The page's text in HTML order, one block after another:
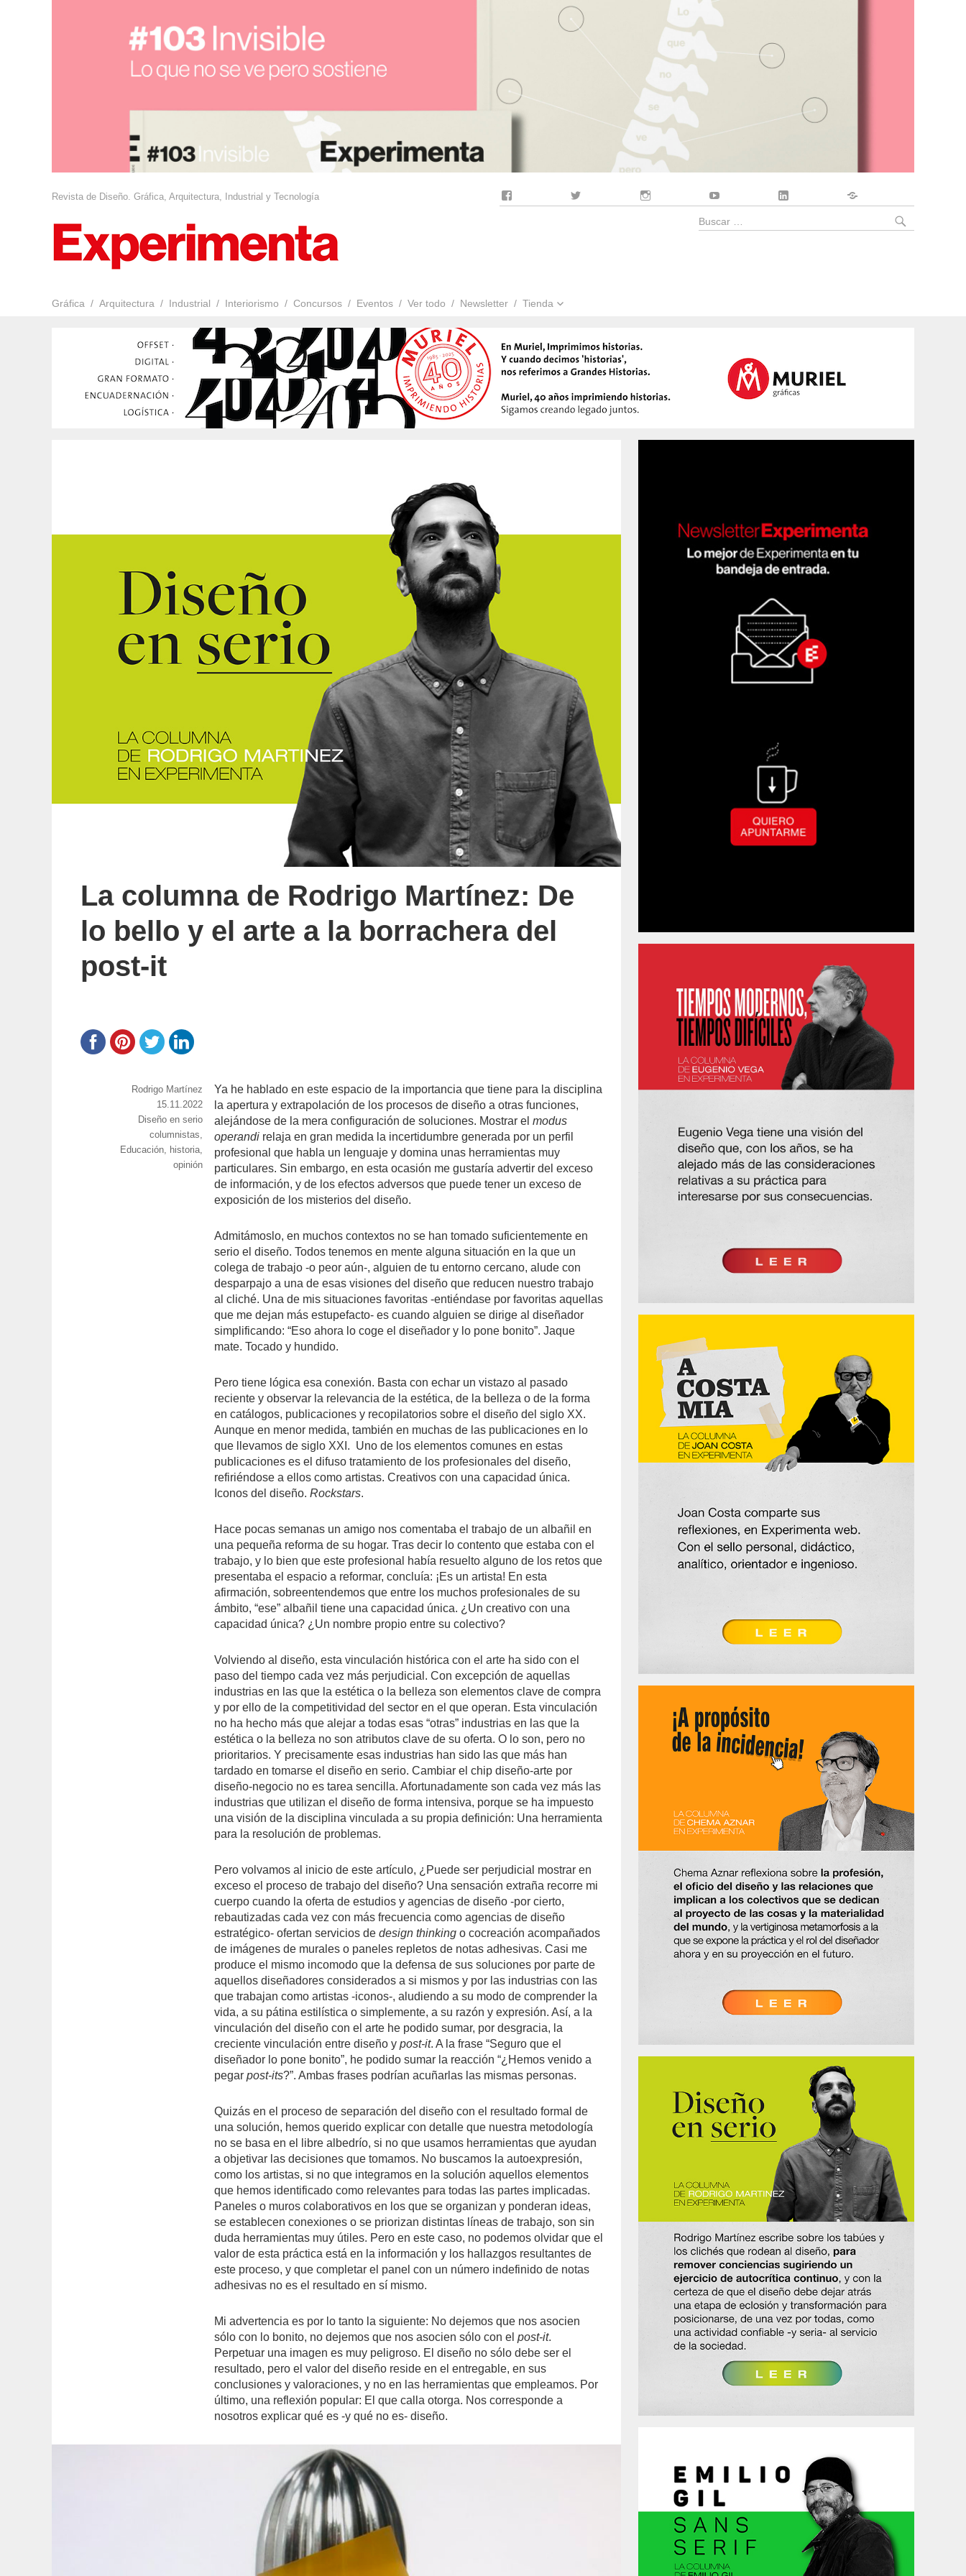
Revista de Diseño. Gráfica, Arquitectura, Industrial y Tecnología
Gráfica Arquitectura Industrial Interiorismo Concursos Eventos Ver todo Newsletter Tienda
Buscar
La columna de Rodrigo Martínez: De
lo bello y el arte a la borrachera del
post-it
Ya he hablado en este espacio de la importancia que tiene para la disciplina
la apertura y extrapolación de los procesos de diseño a otras funciones,
alejándose de la mera configuración de soluciones. Mostrar elmodus
operandi relaja en gran medida la incertidumbre generada por un perfil
profesional que habla un lenguaje y domina unas herramientas muy
particulares. Sin embargo, en esta ocasión me gustaría advertir del exceso
de información, y de los efectos adversos que puede tener un exceso de
exposición de los misterios del diseño.
Admitámoslo, en muchos contextos no se han tomado suficientemente en
serio el diseño. Todos tenemos en mente alguna situación en la que un
colega de trabajo -o peor aún-, alguien de tu entorno cercano, alude con
desparpajo a una de esas visiones del diseño que reducen nuestro trabajo
al cliché. Una de mis situaciones favoritas -entiéndase por favoritas aquellas
que me dejan más estupefacto- es cuando alguien se dirige al diseñador
simplificando: “Eso ahora lo coge el diseñador y lo pone bonito”. Jaque
mate. Tocado y hundido.
Pero tiene lógica esa conexión. Basta con echar un vistazo al pasado
reciente y observar la relevancia de la estética, de la belleza o de la forma
en catálogos, publicaciones y recopilatorios sobre el diseño del siglo XX.
Aunque en menor medida, también en muchas de las publicaciones en lo
que llevamos de siglo XXI. Uno de los elementos comunes en estas
publicaciones es el difuso tratamiento de los profesionales del diseño,
refiriéndose a ellos como artistas. Creativos con una capacidad única.
Iconos del diseño.Rockstars.
Hace pocas semanas un amigo nos comentaba el trabajo de un albañil en
una pequeña reforma de su hogar. Tras decir lo contento que estaba con el
trabajo, y lo bien que este profesional había resuelto alguno de los retos que
presentaba el espacio a reformar, concluía: ¡Es un artista! En esta
afirmación, sobreentendemos que entre los muchos profesionales de su
ámbito, “ese” albañil tiene una capacidad única. ¿Un creativo con una
capacidad única? ¿Un nombre propio entre su colectivo?
Volviendo al diseño, esta vinculación histórica con el arte ha sido con el
paso del tiempo cada vez más perjudicial. Con excepción de aquellas
industrias en las que la estética o la belleza son elementos clave de compra
y por ello de la competitividad del sector en el que operan. Esta vinculación
no ha hecho más que alejar a todas esas “otras” industrias en las que la
estética o la belleza no son atributos clave de su oferta. O lo son, pero no
prioritarios. Y precisamente esas industrias han sido las que más han
tardado en tomarse el diseño en serio. Cambiar el chip diseño-arte por
diseño-negocio no es tarea sencilla. Afortunadamente son cada vez más las
industrias que utilizan el diseño de forma intensiva, porque se ha impuesto
una visión de la disciplina vinculada a su propia definición: Una herramienta
para la resolución de problemas.
Pero volvamos al inicio de este artículo, ¿Puede ser perjudicial mostrar en
exceso el proceso de trabajo del diseño? Una sensación extraña recorre mi
cuerpo cuando la oferta de estudios y agencias de diseño -por cierto,
rebautizadas cada vez con más frecuencia como agencias de diseño
estratégico- ofertan servicios dedesign thinking o cocreación acompañados
de imágenes de murales o paneles repletos de notas adhesivas. Casi me
produce el mismo incomodo que la defensa de sus soluciones por parte de
aquellos diseñadores considerados a si mismos y por las industrias con las
que trabajan como artistas -iconos-, aludiendo a su modo de comprender la
vida, a su pátina estilística o simplemente, a su razón y expresión. Así, a la
vinculación del diseño con el arte he podido sumar, por desgracia, la
creciente vinculación entre diseño ypost-it. A la frase “Seguro que el
diseñador lo pone bonito”, he podido sumar la reacción “¿Hemos venido a
pegarpost-its?”. Ambas frases podrían acuñarlas las mismas personas.
Quizás en el proceso de separación del diseño con el resultado formal de
una solución, hemos querido explicar con detalle que nuestra metodología
no se basa en el libre albedrío, si no que usamos herramientas que ayudan
a objetivar las decisiones que tomamos. No buscamos la autoexpresión,
como los artistas, si no que integramos en la solución aquellos elementos
que hemos identificado como relevantes para todas las partes implicadas.
Paneles o muros colaborativos en los que se organizan y ponderan ideas,
se establecen conexiones o se priorizan distintas líneas de trabajo, son sin
duda herramientas muy útiles. Pero en este caso, no podemos olvidar que el
valor de esta práctica está en la información y los hallazgos resultantes de
este proceso, y que completar el panel con un número indefinido de notas
adhesivas no es el resultado en sí mismo.
Mi advertencia es por lo tanto la siguiente: No dejemos que nos asocien
sólo con lo bonito, no dejemos que nos asocien sólo con elpost-it.
Perpetuar una imagen es muy peligroso. El diseño no sólo debe ser el
resultado, pero el valor del diseño reside en el entregable, en sus
conclusiones y valoraciones, y no en las herramientas que empleamos. Por
último, una reflexión popular: El que calla otorga. Nos corresponde a
nosotros explicar qué es -y qué no es- diseño.
https://www.experimenta.es/author/rodrigo-
martinez/
Rodrigo Martínez
Publicado
el
15.11.2022
Categorías
Diseño en serio
Etiquetas
columnistas,
Educación, historia,
opinión